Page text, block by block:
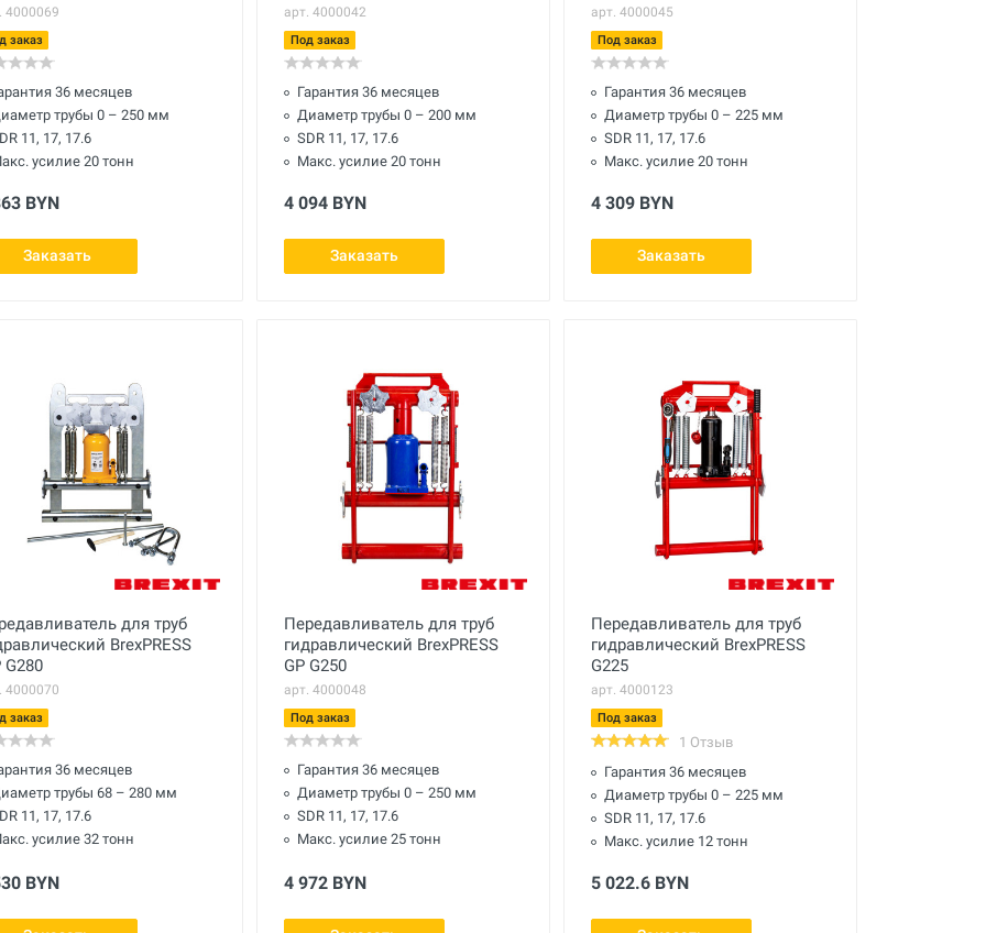
4000069
заказ
36 месяцев
трубы 0 – 250 мм
11, 17, 17.6
усилие 20 тонн
BYN
Заказать
арт. 4000042
Под заказ
Гарантия 36 месяцев
Диаметр трубы 0 – 200 мм
SDR 11, 17, 17.6
Макс. усилие 20 тонн
4 094 BYN
Заказать
арт. 4000045
Под заказ
Гарантия 36 месяцев
Диаметр трубы 0 – 225 мм
SDR 11, 17, 17.6
Макс. усилие 20 тонн
4 309 BYN
Заказать
для труб
BrexPRESS
G280
4000070
заказ
36 месяцев
трубы 68 – 280 мм
11, 17, 17.6
усилие 32 тонн
BYN
Передавливатель для труб
гидравлический BrexPRESS
GP G250
арт. 4000048
Под заказ
Гарантия 36 месяцев
Диаметр трубы 0 – 250 мм
SDR 11, 17, 17.6
Макс. усилие 25 тонн
4 972 BYN
Передавливатель для труб
гидравлический BrexPRESS
G225
арт. 4000123
Под заказ
1 Отзыв
Гарантия 36 месяцев
Диаметр трубы 0 – 225 мм
SDR 11, 17, 17.6
Макс. усилие 12 тонн
5 022.6 BYN